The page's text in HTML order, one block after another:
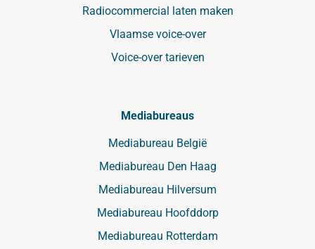
Radiocommercial laten maken
Vlaamse voice-over
Voice-over tarieven
Mediabureaus
Mediabureau België
Mediabureau Den Haag
Mediabureau Hilversum
Mediabureau Hoofddorp
Mediabureau Rotterdam